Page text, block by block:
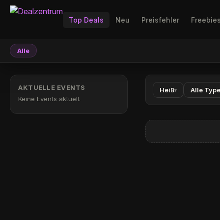
Top Deals Neu Preisfehler
Alle
AKTUELLE EVENTS
Keine Events aktuell.
Heiß▾ Alle